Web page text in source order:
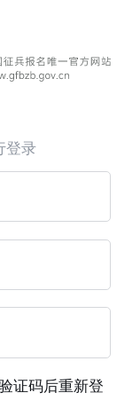
登录
证码后重新登